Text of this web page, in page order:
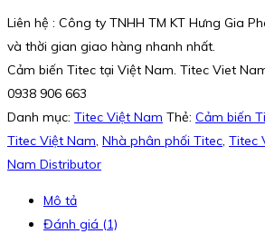
Liên hệ : Công ty TNHH TM KT Hưng Gia
và thời gian giao hàng nhanh nhất.
Cảm biến Titec tại Việt Nam. Titec Viet
0938 906 663
Danh mục: Titec Việt Nam Thẻ: Cảm biến
Titec Việt Nam, Nhà phân phối Titec, Titec
Nam Distributor
Mô tả
Đánh giá (1)